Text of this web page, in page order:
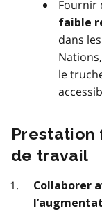
Fournir
faible
dans
le
Prestation
de travail
Collaborer